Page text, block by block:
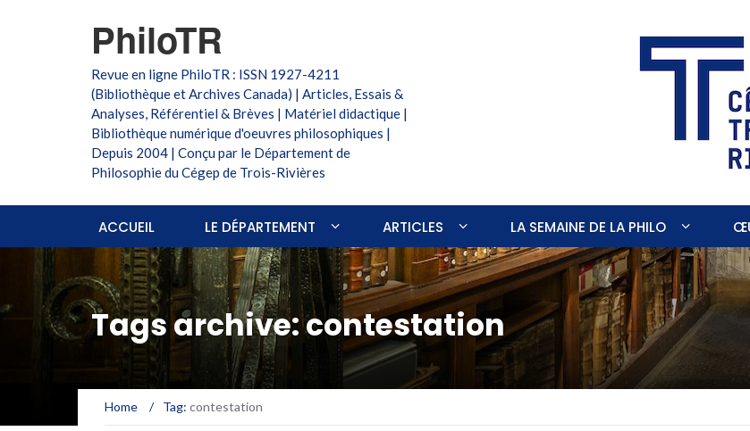
PhiloTR
Revue en ligne PhiloTR : ISSN 1927-4211
(Bibliothèque et Archives Canada) | Articles, Essais &
Analyses, Référentiel & Brèves | Matériel didactique |
Bibliothèque numérique d'oeuvres philosophiques |
Depuis 2004 | Conçu par le Département de
Philosophie du Cégep de Trois-Rivières
ACCUEIL LE DÉPARTEMENT ARTICLES LA SEMAINE DE LA PHILO
Tags archive: contestation
Home / Tag: contestation